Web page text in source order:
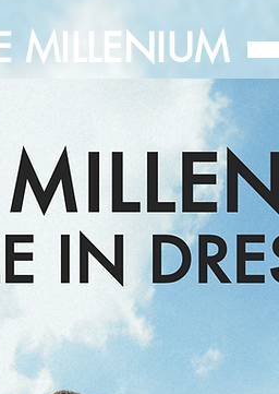
MILLENIUM